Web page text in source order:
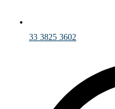
33 3825 3602